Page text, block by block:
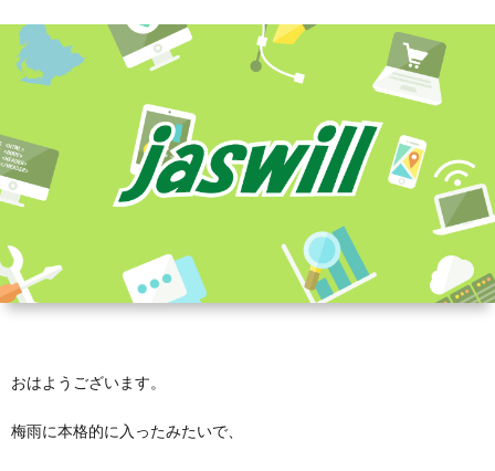
おはようございます。
梅雨に本格的に入ったみたいで、